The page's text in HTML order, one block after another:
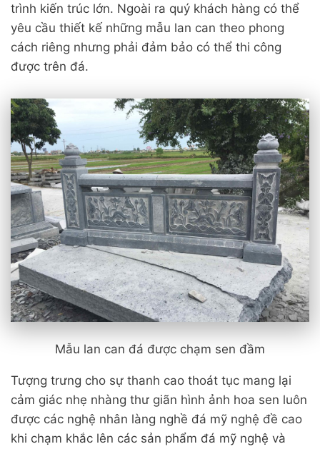
trình kiến trúc lớn. Ngoài ra quý khách hàng có thể
yêu cầu thiết kế những mẫu lan can theo phong
cách riêng nhưng phải đảm bảo có thể thi công
được trên đá.
Mẫu lan can đá được chạm sen đầm
Tượng trưng cho sự thanh cao thoát tục mang lại
cảm giác nhẹ nhàng thư giãn hình ảnh hoa sen luôn
được các nghệ nhân làng nghề đá mỹ nghệ đề cao
khi chạm khắc lên các sản phẩm đá mỹ nghệ và